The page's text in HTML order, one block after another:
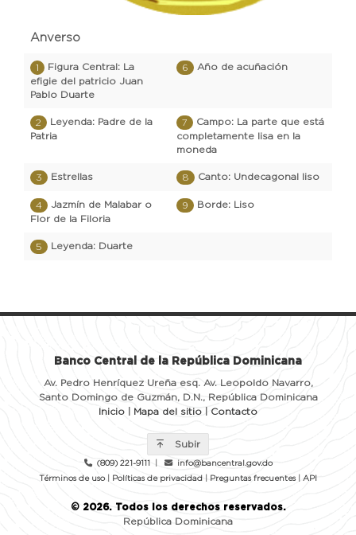
Banco Central de la República Dominicana
Av. Pedro Henríquez Ureña esq. Av. Leopoldo Navarro,
Santo Domingo de Guzmán, D.N., República Dominicana
Inicio
Mapa del sitio Contacto
Subir
(809) 221-9111
info@bancentral.gov.do
Términos de uso| Políticas de privacidad Preguntas frecuentes| API
© 2026. Todos los derechos reservados.
República Dominicana